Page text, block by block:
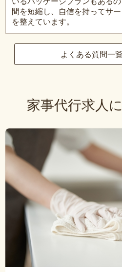
間を短縮し、自信を持ってサ
を整えています。
よくある質問一
家事代行求人